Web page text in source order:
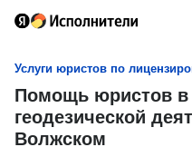
Услуги юристов по
Помощь юристов в
геодезической
Волжском